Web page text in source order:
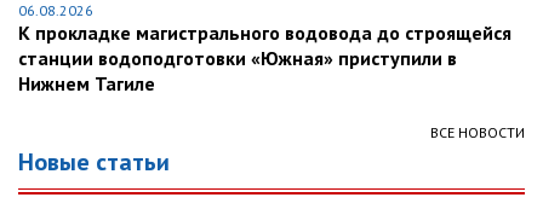
06.08.2026
К прокладке магистрального водовода до строящейся
станции водоподготовки «Южная» приступили в
Нижнем Тагиле
ВСЕ НОВОСТИ
Новые статьи